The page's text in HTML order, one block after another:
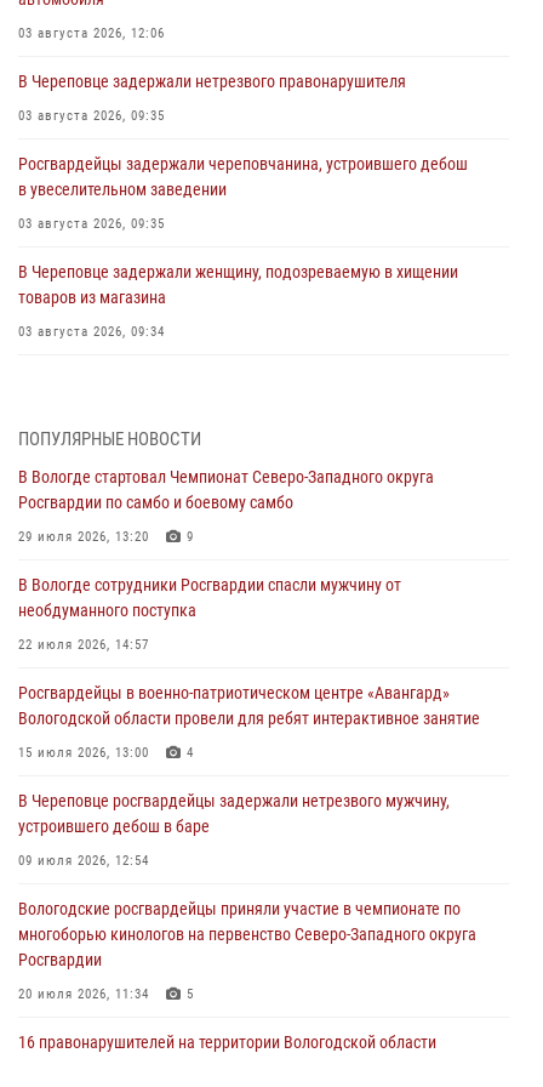
03 августа 2026, 12:06
В Череповце задержали нетрезвого правонарушителя
03 августа 2026, 09:35
Росгвардейцы задержали череповчанина, устроившего дебош
в увеселительном заведении
03 августа 2026, 09:35
В Череповце задержали женщину, подозреваемую в хищении
товаров из магазина
03 августа 2026, 09:34
самбо
ЗА МИНУВШУЮ НЕДЕЛЮ СОТРУДНИКАМИ ВНЕВЕДОМСТВЕННОЙ
ОХРАНЫ РОСГВАРДИИ В ВОЛОГОДСКОЙ ОБЛАСТИ ЗАДЕРЖАНО 23
02 августа 2026, 10:37
Росгвардейцы в г. Соколе задержали несовершеннолетнего
31 июля 2026, 06:43
В Вологде стартовал Чемпионат Северо-Западного округа
29 июля 2026, 13:20
ПОПУЛЯРНЫЕ НОВОСТИ
В Вологде стартовал Чемпионат Северо-Западного округа
Росгвардии по самбо и боевому самбо
29 июля 2026, 13:20 9
В Вологде сотрудники Росгвардии спасли мужчину от
необдуманного поступка
22 июля 2026, 14:57
Росгвардейцы в военно-патриотическом центре «Авангард»
Вологодской области провели для ребят интерактивное занятие
15 июля 2026, 13:00 4
В Череповце росгвардейцы задержали нетрезвого мужчину,
устроившего дебош в баре
09 июля 2026, 12:54
Вологодские росгвардейцы приняли участие в чемпионате по
многоборью кинологов на первенство Северо-Западного округа
Росгвардии
20 июля 2026, 11:34 5
16 правонарушителей на территории Вологодской области